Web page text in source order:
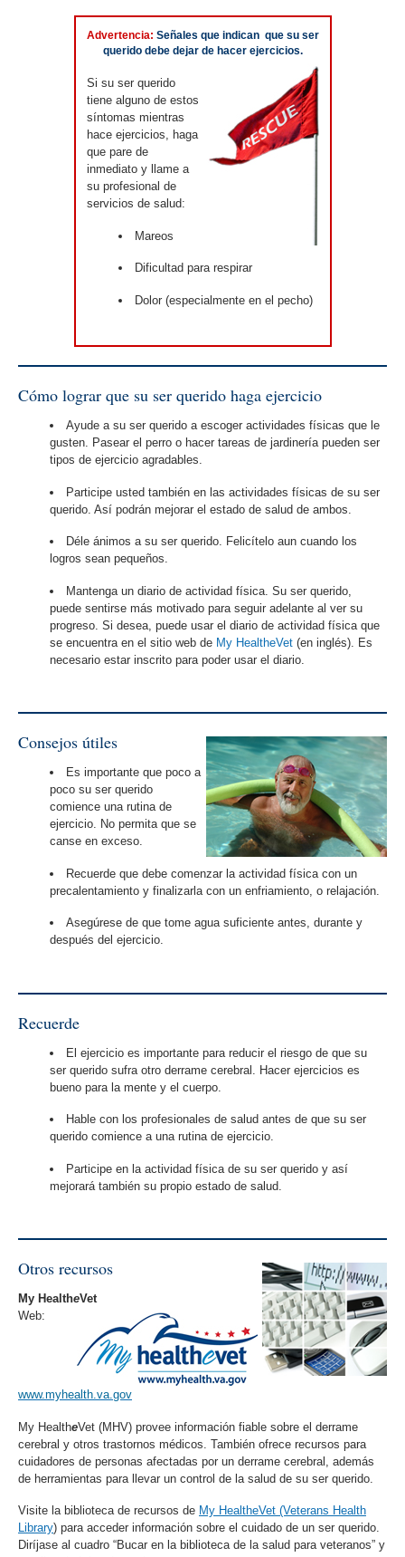
Advertencia: Señales que indican que su ser
querido debe dejar de hacer ejercicios.
Si su ser querido
tiene alguno de estos
síntomas mientras
hace ejercicios, haga
que pare de
inmediato y llame a
su profesional de
servicios de salud:
Mareos
Dificultad para respirar
Dolor (especialmente en el pecho)
Cómo lograr que su ser querido haga ejercicio
Ayude a su ser querido a escoger actividades físicas que le
gusten. Pasear el perro o hacer tareas de jardinería pueden ser
tipos de ejercicio agradables.
Participe usted también en las actividades físicas de su ser
querido. Así podrán mejorar el estado de salud de ambos.
Déle ánimos a su ser querido. Felicítelo aun cuando los
logros sean pequeños.
Mantenga un diario de actividad física. Su ser querido,
puede sentirse más motivado para seguir adelante al ver su
progreso. Si desea, puede usar el diario de actividad física que
se encuentra en el sitio web de My HealtheVet (en inglés). Es
necesario estar inscrito para poder usar el diario.
Consejos útiles
Es importante que poco a
poco su ser querido
comience una rutina de
ejercicio. No permita que se
canse en exceso.
Recuerde que debe comenzar la actividad física con un
precalentamiento y finalizarla con un enfriamiento, o relajación.
Asegúrese de que tome agua suficiente antes, durante y
después del ejercicio.
Recuerde
El ejercicio es importante para reducir el riesgo de que su
ser querido sufra otro derrame cerebral. Hacer ejercicios es
bueno para la mente y el cuerpo.
Hable con los profesionales de salud antes de que su ser
querido comience a una rutina de ejercicio.
Participe en la actividad física de su ser querido y así
mejorará también su propio estado de salud.
Otros recursos
My HealtheVet
Web:
www.myhealth.va.gov
My HealtheVet (MHV) provee información fiable sobre el derrame
cerebral y otros trastornos médicos. También ofrece recursos para
cuidadores de personas afectadas por un derrame cerebral, además
de herramientas para llevar un control de la salud de su ser querido.
Visite la biblioteca de recursos de My HealtheVet (Veterans Health
Library) para acceder información sobre el cuidado de un ser querido.
Diríjase al cuadro “Bucar en la biblioteca de la salud para veteranos” y